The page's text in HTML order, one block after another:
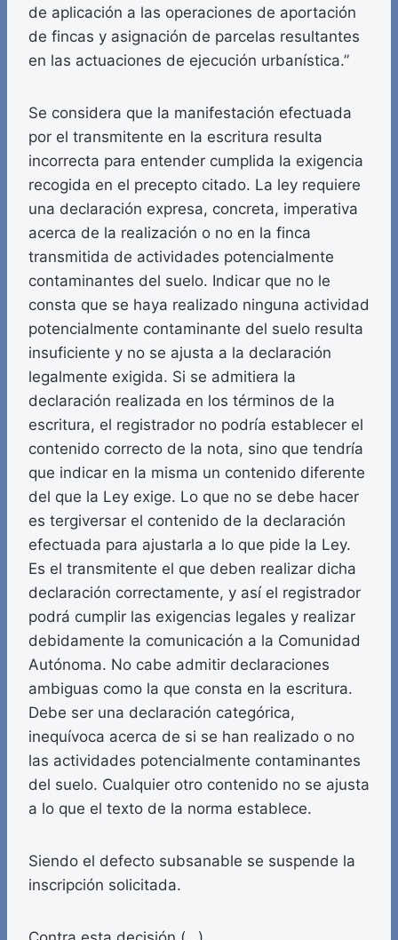
de aplicación a las operaciones de aportación
de fincas y asignación de parcelas resultantes
en las actuaciones de ejecución urbanística.”
Se considera que la manifestación efectuada
por el transmitente en la escritura resulta
incorrecta para entender cumplida la exigencia
recogida en el precepto citado. La ley requiere
una declaración expresa, concreta, imperativa
acerca de la realización o no en la finca
transmitida de actividades potencialmente
contaminantes del suelo. Indicar que no le
consta que se haya realizado ninguna actividad
potencialmente contaminante del suelo resulta
insuficiente y no se ajusta a la declaración
legalmente exigida. Si se admitiera la
declaración realizada en los términos de la
escritura, el registrador no podría establecer el
contenido correcto de la nota, sino que tendría
que indicar en la misma un contenido diferente
del que la Ley exige. Lo que no se debe hacer
es tergiversar el contenido de la declaración
efectuada para ajustarla a lo que pide la Ley.
Es el transmitente el que deben realizar dicha
declaración correctamente, y así el registrador
podrá cumplir las exigencias legales y realizar
debidamente la comunicación a la Comunidad
Autónoma. No cabe admitir declaraciones
ambiguas como la que consta en la escritura.
Debe ser una declaración categórica,
inequívoca acerca de si se han realizado o no
las actividades potencialmente contaminantes
del suelo. Cualquier otro contenido no se ajusta
a lo que el texto de la norma establece.
Siendo el defecto subsanable se suspende la
inscripción solicitada.